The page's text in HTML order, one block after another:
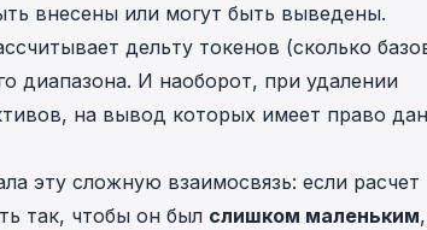
внесены или могут быть выведены.
дельту токенов (сколько
диапазона. И наоборот, при удалении
на вывод которых имеет право
эту сложную взаимосвязь: если расчет
так, чтобы он был слишком маленьким